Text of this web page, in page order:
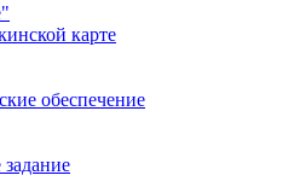
карте
обеспечение